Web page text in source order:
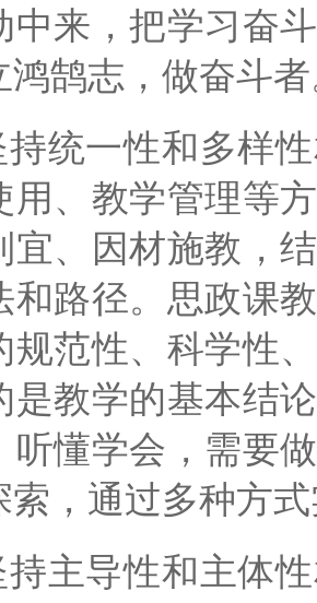
中来，把学习奋
鸿鹄志，做奋斗
持统一性和多样
用、教学管理等
宜、因材施教，
和路径。思政课
规范性、科学性
是教学的基本结
听懂学会，需要
索，通过多种方
主导性和主体